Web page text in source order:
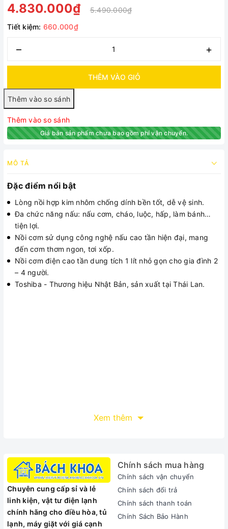
4.830.000₫
5.490.000₫
Tiết kiệm: 660.000₫
– +
THÊM VÀO GIỎ
Thêm vào so sánh
Giá bán sản phẩm chưa bao gồm phí vận chuyển.
MÔ TẢ
Đặc điểm nổi bật
Lòng nồi hợp kim nhôm chống dính bền tốt, dễ vệ sinh.
Đa chức năng nấu: nấu cơm, cháo, luộc, hấp, làm bánh…
tiện lợi.
Nồi cơm sử dụng công nghệ nấu cao tần hiện đại, mang
đến cơm thơm ngon, tơi xốp.
Nồi cơm điện cao tần dung tích 1 lít nhỏ gọn cho gia đình 2
– 4 người.
Toshiba - Thương hiệu Nhật Bản, sản xuất tại Thái Lan.
Xem thêm
Chuyên cung cấp sỉ và lẻ
linh kiện, vật tư điện lạnh
chính hãng cho điều hòa, tủ
lạnh, máy giặt với giá cạnh
Chính sách mua hàng
Chính sách vận chuyển
Chính sách đổi trả
Chính sách thanh toán
Chính Sách Bảo Hành